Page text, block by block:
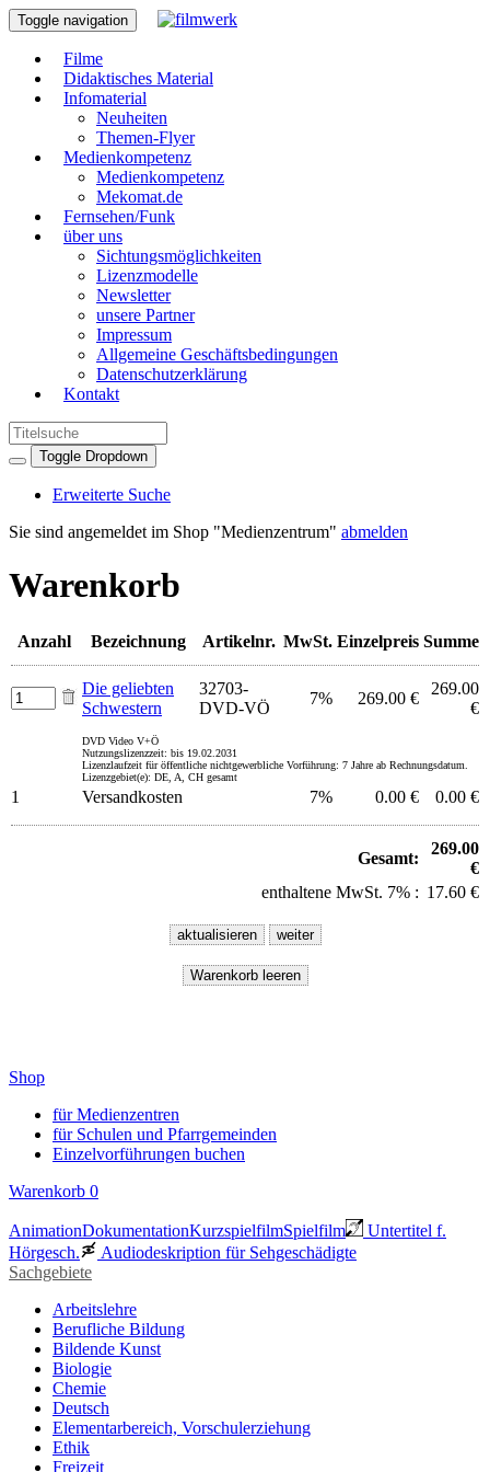
Toggle navigation
Filme
Didaktisches Material
Infomaterial
Neuheiten
Themen-Flyer
Medienkompetenz
Medienkompetenz
Mekomat.de
Fernsehen/Funk
über uns
Sichtungsmöglichkeiten
Lizenzmodelle
Newsletter
unsere Partner
Impressum
Allgemeine Geschäftsbedingungen
Datenschutzerklärung
Kontakt
Toggle Dropdown
Erweiterte Suche
Sie sind angemeldet im Shop "Medienzentrum" abmelden
Warenkorb
Anzahl Bezeichnung Artikelnr. MwSt. Einzelpreis Summe
Die geliebten
Schwestern
32703-
DVD-VÖ
7% 269.00 €
269.00
€
DVD Video V+Ö
Nutzungslizenzzeit: bis 19.02.2031
Lizenzlaufzeit für öffentliche nichtgewerbliche Vorführung: 7 Jahre ab Rechnungsdatum.
Lizenzgebiet(e): DE, A, CH gesamt
1 Versandkosten 7% 0.00 € 0.00 €
Gesamt:
269.00
€
enthaltene MwSt. 7% : 17.60 €
Shop
für Medienzentren
für Schulen und Pfarrgemeinden
Einzelvorführungen buchen
Warenkorb 0
AnimationDokumentationKurzspielfilmSpielfilm
Untertitel f.
Hörgesch.
Audiodeskription für Sehgeschädigte
Sachgebiete
Arbeitslehre
Berufliche Bildung
Bildende Kunst
Biologie
Chemie
Deutsch
Elementarbereich, Vorschulerziehung
Ethik
Freizeit